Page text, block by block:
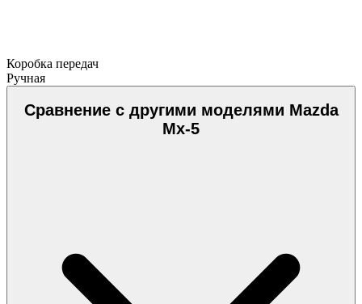
Коробка передач
Ручная
Сравнение с другими моделями Mazda
Mx-5